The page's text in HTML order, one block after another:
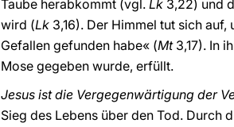
Taube herabkommt (vgl. Lk 3,22) und
wird (Lk 3,16). Der Himmel tut sich
Gefallen gefunden habe« (Mt3,17). In
Mose gegeben wurde, erfüllt.
Jesus ist die Vergegenwärtigung der
Sieg des Lebens über den Tod. Durch